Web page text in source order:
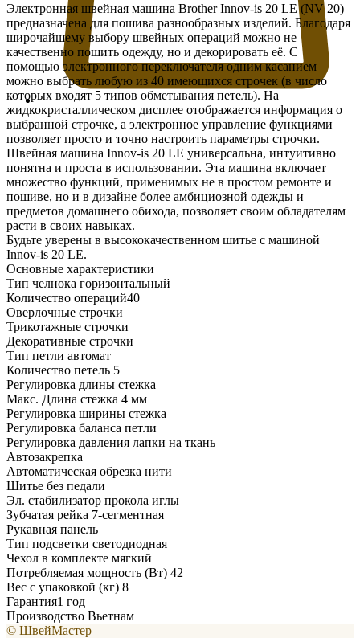
Электронная швейная машина Brother Innov-is 20 LE (NV 20)
предназначена для пошива разнообразных изделий. Благодаря
широчайшему выбору швейных операций можно не
качественно пошить одежду, но и декорировать её. С
помощью электронного переключателя одним касанием
можно выбрать любую из 40 имеющихся строчек (в число
которых входят 5 типов обметывания петель). На
жидкокристаллическом дисплее отображается информация о
выбранной строчке, а электронное управление функциями
позволяет просто и точно настроить параметры строчки.
Швейная машина Innov-is 20 LE универсальна, интуитивно
понятна и проста в использовании. Эта машина включает
множество функций, применимых не в простом ремонте и
пошиве, но и в дизайне более амбициозной одежды и
предметов домашнего обихода, позволяет своим обладателям
расти в своих навыках.
Будьте уверены в высококачественном шитье с машиной
Innov-is 20 LE.
Основные характеристики
Тип челнока горизонтальный
Количество операций40
Оверлочные строчки
Трикотажные строчки
Декоративные строчки
Тип петли автомат
Количество петель 5
Регулировка длины стежка
Макс. Длина стежка 4 мм
Регулировка ширины стежка
Регулировка баланса петли
Регулировка давления лапки на ткань
Автозакрепка
Автоматическая обрезка нити
Шитье без педали
Эл. стабилизатор прокола иглы
Зубчатая рейка 7-сегментная
Рукавная панель
Тип подсветки светодиодная
Чехол в комплекте мягкий
Потребляемая мощность (Вт) 42
Вес с упаковкой (кг) 8
Гарантия1 год
Производство Вьетнам
© ШвейМастер